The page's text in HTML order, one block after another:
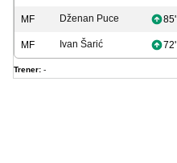
MF Dženan Puce 85'
MF Ivan Šarić 72'
Trener: -